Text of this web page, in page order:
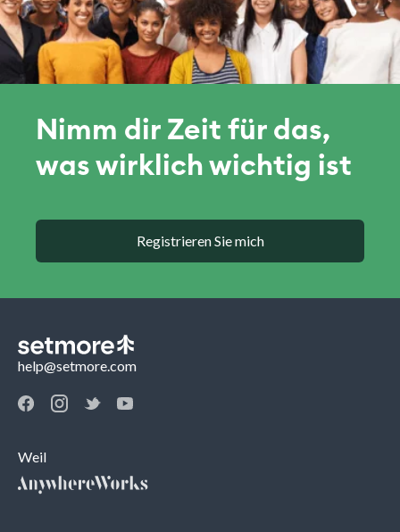
Nimm dir Zeit für das,
was wirklich wichtig ist
Registrieren Sie mich
help@setmore.com
Weil